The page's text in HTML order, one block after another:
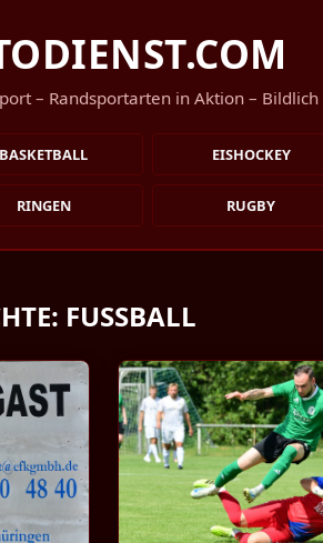
– Randsportarten in Aktion –
BASKETBALL EISHOCKEY
RINGEN RUGBY
FUSSBALL